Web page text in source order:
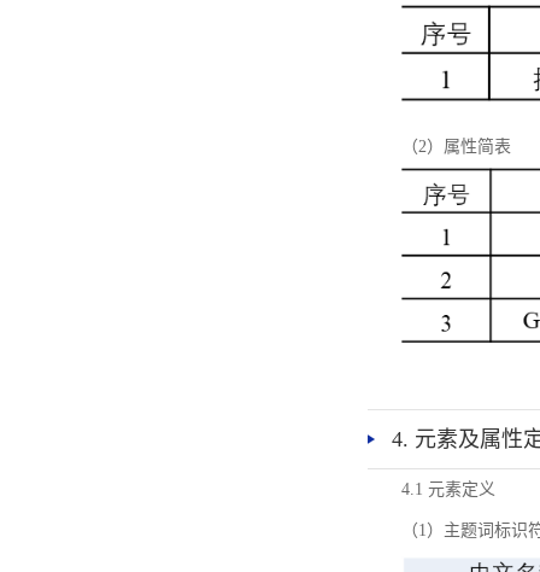
（2）属性简表
4. 元素及属性
4.1 元素定义
（1）主题词标识